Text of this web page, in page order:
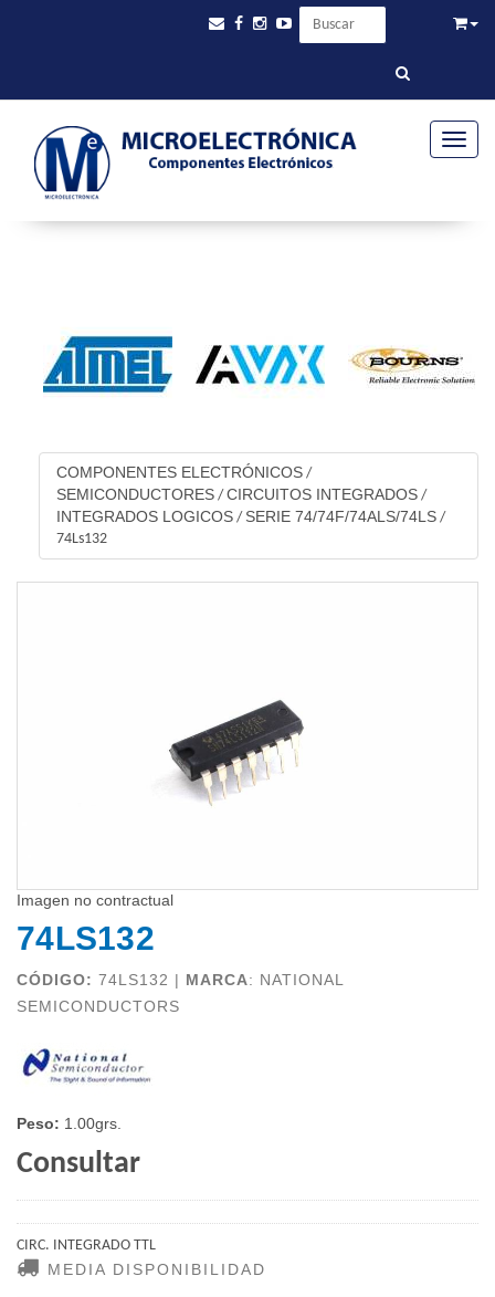
COMPONENTES ELECTRÓNICOS /
SEMICONDUCTORES / CIRCUITOS INTEGRADOS /
INTEGRADOS LOGICOS / SERIE 74/74F/74ALS/74LS /
74Ls132
Imagen no contractual
74LS132
CÓDIGO: 74LS132 | MARCA: NATIONAL
SEMICONDUCTORS
Peso: 1.00grs.
Consultar
CIRC. INTEGRADO TTL
MEDIA DISPONIBILIDAD